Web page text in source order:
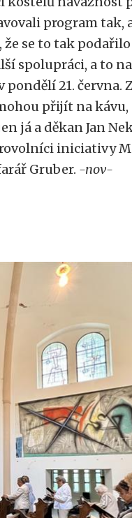
program tak,
že se to tak
spolupráci, a to
21. června.
přijít na kávu,
já a děkan Jan
iniciativy
Gruber. -nov-